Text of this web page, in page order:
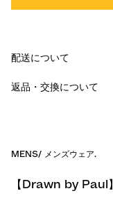
配送について
返品・交換について
MENS/ メンズウェア.
【Drawn by Paul】